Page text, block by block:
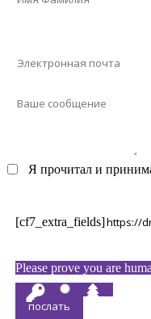
Я прочитал и
[cf7_extra_fields]
Please prove you are